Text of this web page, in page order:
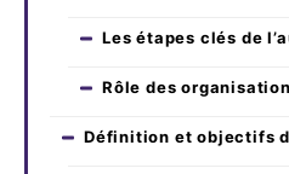
Les étapes clés de
Rôle des
Définition et objectifs